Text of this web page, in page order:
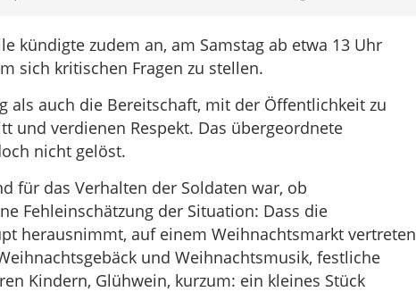
kündigte zudem an, am Samstag ab etwa 13 Uhr
sich kritischen Fragen zu stellen.
als auch die Bereitschaft, mit der Öffentlichkeit zu
und verdienen Respekt. Das übergeordnete
nicht gelöst.
für das Verhalten der Soldaten war, ob
Fehleinschätzung der Situation: Dass die
herausnimmt, auf einem Weihnachtsmarkt vertreten
und Weihnachtsmusik, festliche
Kindern, Glühwein, kurzum: ein kleines Stück